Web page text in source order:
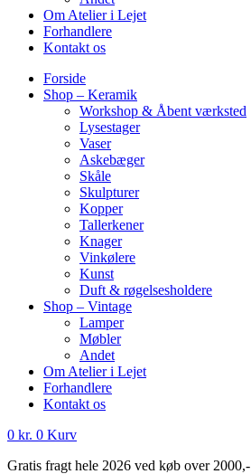
Om Atelier i Lejet
Forhandlere
Kontakt os
Forside
Shop – Keramik
Workshop & Åbent værksted
Lysestager
Vaser
Askebæger
Skåle
Skulpturer
Kopper
Tallerkener
Knager
Vinkølere
Kunst
Duft & røgelsesholdere
Shop – Vintage
Lamper
Møbler
Andet
Om Atelier i Lejet
Forhandlere
Kontakt os
0 kr. 0 Kurv
Gratis fragt hele 2026 ved køb over 2000,-